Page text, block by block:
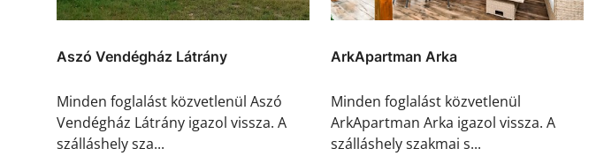
Aszó Vendégház Látrány
Minden foglalást közvetlenül Aszó
Vendégház Látrány igazol vissza. A
szálláshely sza...
ArkApartman Arka
Minden foglalást közvetlenül
ArkApartman Arka igazol vissza. A
szálláshely szakmai s...